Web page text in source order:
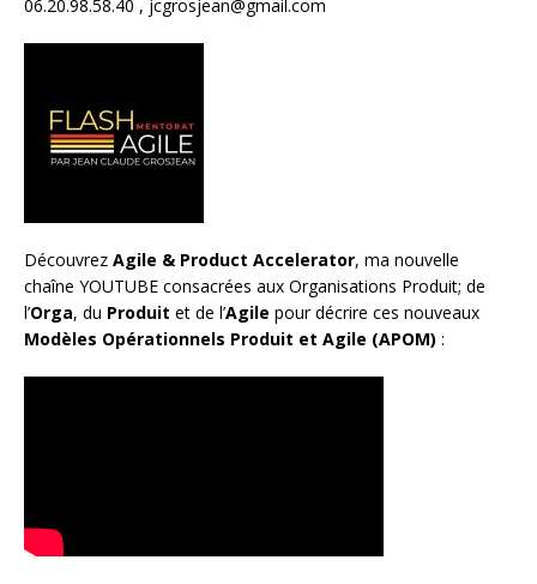
06.20.98.58.40 , jcgrosjean@gmail.com
Découvrez Agile & Product Accelerator, ma nouvelle
chaîne YOUTUBE consacrées aux Organisations Produit; de
l’Orga, du Produit et de l’Agile pour décrire ces nouveaux
Modèles Opérationnels Produit et Agile (APOM) :